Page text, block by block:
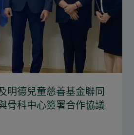
明德兒童慈善基金聯同
骨科中心簽署合作協議